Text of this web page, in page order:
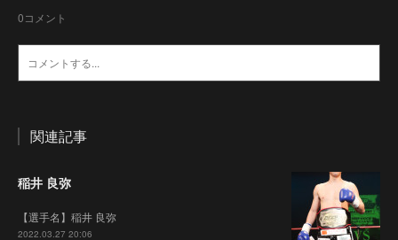
0コメント
関連記事
稲井 良弥
【選手名】稲井 良弥
2022.03.27 20:06